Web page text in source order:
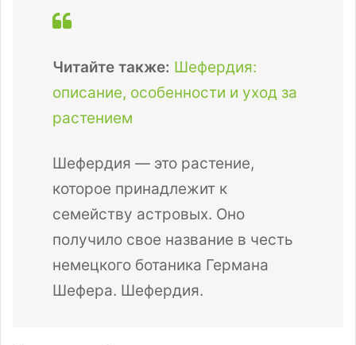
Читайте также: Шефердия:
описание, особенности и уход за
растением
Шефердия — это растение,
которое принадлежит к
семейству астровых. Оно
получило свое название в честь
немецкого ботаника Германа
Шефера. Шефердия.